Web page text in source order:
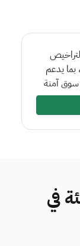
بما يدعم
سوق آمنة
في